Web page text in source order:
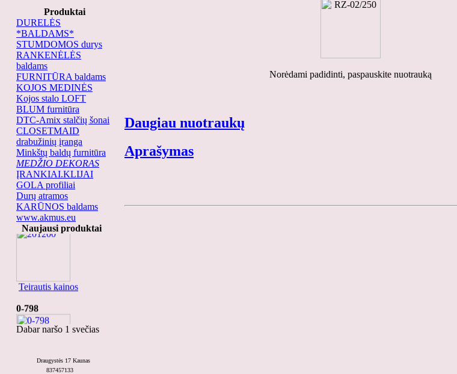
Produktai
DURELĖS
*BALDAMS*
STUMDOMOS durys
RANKENĖLĖS
baldams
FURNITŪRA baldams
KOJOS MEDINĖS
Kojos stalo LOFT
BLUM furnitūra
DTC-Amix stalčių šonai
CLOSETMAID
drabužinių įranga
Minkštų baldų furnitūra
MEDŽIO DEKORAS
ĮRANKIAI.KLIJAI
GOLA profiliai
Durų atramos
KARŪNOS baldams
www.akmus.eu
Naujausi produktai
201200
Teirautis kainos
0-798
Teirautis kainos
Dabar naršo 1 svečias
Draugystės 17 Kaunas
837457133
Norėdami padidinti, paspauskite nuotrauką
Daugiau nuotraukų
Aprašymas